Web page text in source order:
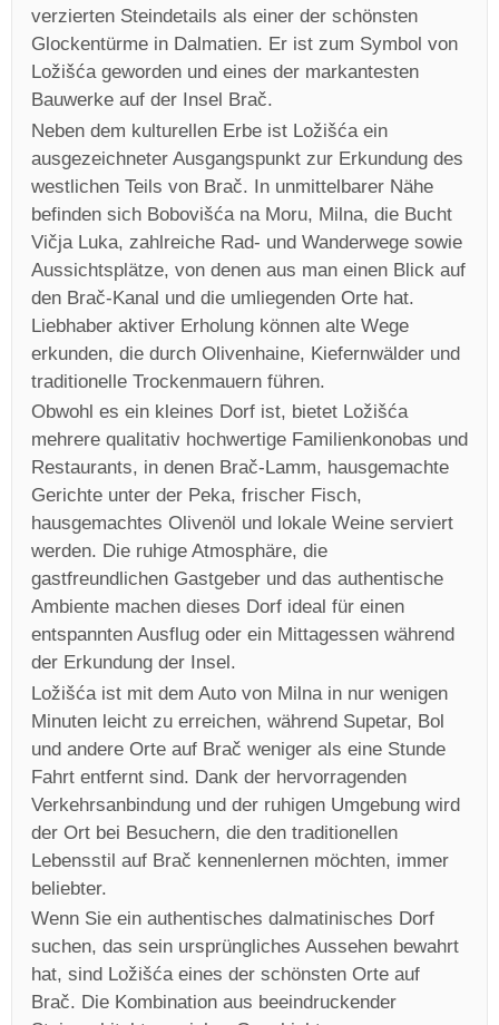
verzierten Steindetails als einer der schönsten
Glockentürme in Dalmatien. Er ist zum Symbol von
Ložišća geworden und eines der markantesten
Bauwerke auf der Insel Brač.
Neben dem kulturellen Erbe ist Ložišća ein
ausgezeichneter Ausgangspunkt zur Erkundung des
westlichen Teils von Brač. In unmittelbarer Nähe
befinden sich Bobovišća na Moru, Milna, die Bucht
Vičja Luka, zahlreiche Rad- und Wanderwege sowie
Aussichtsplätze, von denen aus man einen Blick auf
den Brač-Kanal und die umliegenden Orte hat.
Liebhaber aktiver Erholung können alte Wege
erkunden, die durch Olivenhaine, Kiefernwälder und
traditionelle Trockenmauern führen.
Obwohl es ein kleines Dorf ist, bietet Ložišća
mehrere qualitativ hochwertige Familienkonobas und
Restaurants, in denen Brač-Lamm, hausgemachte
Gerichte unter der Peka, frischer Fisch,
hausgemachtes Olivenöl und lokale Weine serviert
werden. Die ruhige Atmosphäre, die
gastfreundlichen Gastgeber und das authentische
Ambiente machen dieses Dorf ideal für einen
entspannten Ausflug oder ein Mittagessen während
der Erkundung der Insel.
Ložišća ist mit dem Auto von Milna in nur wenigen
Minuten leicht zu erreichen, während Supetar, Bol
und andere Orte auf Brač weniger als eine Stunde
Fahrt entfernt sind. Dank der hervorragenden
Verkehrsanbindung und der ruhigen Umgebung wird
der Ort bei Besuchern, die den traditionellen
Lebensstil auf Brač kennenlernen möchten, immer
beliebter.
Wenn Sie ein authentisches dalmatinisches Dorf
suchen, das sein ursprüngliches Aussehen bewahrt
hat, sind Ložišća eines der schönsten Orte auf
Brač. Die Kombination aus beeindruckender